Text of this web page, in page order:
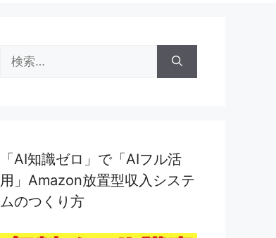
索:
「AI知識ゼロ」で「AIフル活
用」Amazon放置型収入システ
ムのつくり方